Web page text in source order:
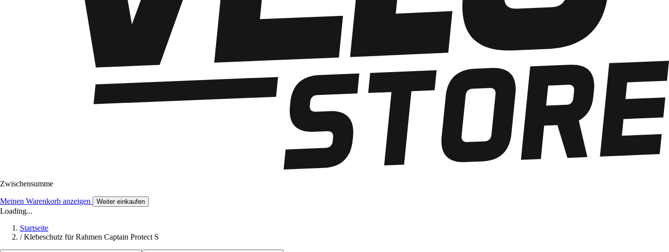
Zwischensumme
Meinen Warenkorb anzeigen Weiter einkaufen
Loading...
Startseite
/ Klebeschutz für Rahmen Captain Protect S